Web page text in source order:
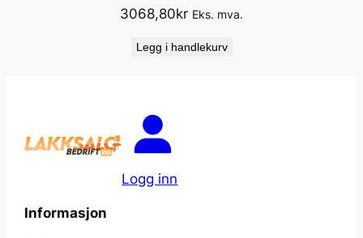
3068,80kr Eks. mva.
Legg i handlekurv
Logg inn
Informasjon